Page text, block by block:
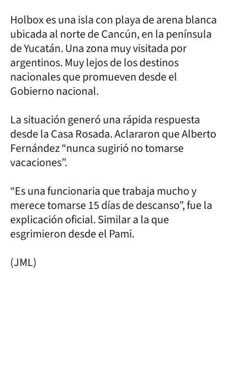
Holbox es una isla con playa de arena blanca
ubicada al norte de Cancún, en la península
de Yucatán. Una zona muy visitada por
argentinos. Muy lejos de los destinos
nacionales que promueven desde el
Gobierno nacional.
La situación generó una rápida respuesta
desde la Casa Rosada. Aclararon que Alberto
Fernández “nunca sugirió no tomarse
vacaciones”.
“Es una funcionaria que trabaja mucho y
merece tomarse 15 días de descanso”, fue la
explicación oficial. Similar a la que
esgrimieron desde el Pami.
(JML)